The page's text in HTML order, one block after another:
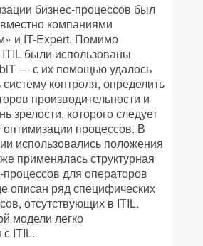
бизнес-процессов был
компаниями
и IT-Expert. Помимо
были использованы
— с их помощью удалось
контроля, определить
производительности и
зрелости, которого следует
оптимизации процессов. В
использовались положения
применялась структурная
для операторов
описан ряд специфических
отсутствующих в ITIL.
модели легко
с ITIL.